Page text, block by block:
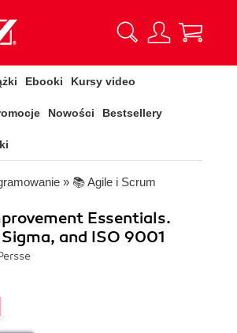
Ebooki Kursy video
Nowości Bestsellery
» 📚 Agile i Scrum
Essentials.
and ISO 9001